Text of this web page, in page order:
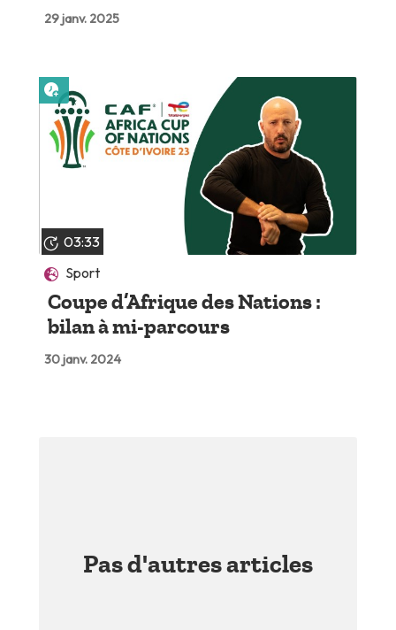
29 janv. 2025
03:33
Sport
Coupe d’Afrique des Nations :
bilan à mi-parcours
30 janv. 2024
Pas d'autres articles